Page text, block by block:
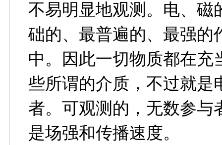
不易明显地观测。电、磁
础的、最普遍的、最强的
中。因此一切物质都在充
些所谓的介质，不过就是
者。可观测的，无数参与
是场强和传播速度。